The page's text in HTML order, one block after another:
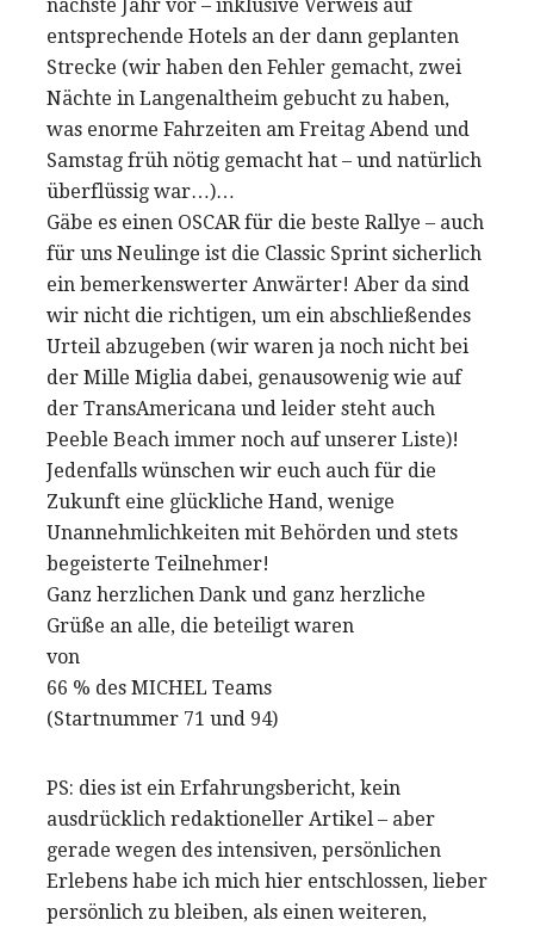
nächste Jahr vor – inklusive Verweis auf
entsprechende Hotels an der dann geplanten
Strecke (wir haben den Fehler gemacht, zwei
Nächte in Langenaltheim gebucht zu haben,
was enorme Fahrzeiten am Freitag Abend und
Samstag früh nötig gemacht hat – und natürlich
überflüssig war…)…
Gäbe es einen OSCAR für die beste Rallye – auch
für uns Neulinge ist die Classic Sprint sicherlich
ein bemerkenswerter Anwärter! Aber da sind
wir nicht die richtigen, um ein abschließendes
Urteil abzugeben (wir waren ja noch nicht bei
der Mille Miglia dabei, genausowenig wie auf
der TransAmericana und leider steht auch
Peeble Beach immer noch auf unserer Liste)!
Jedenfalls wünschen wir euch auch für die
Zukunft eine glückliche Hand, wenige
Unannehmlichkeiten mit Behörden und stets
begeisterte Teilnehmer!
Ganz herzlichen Dank und ganz herzliche
Grüße an alle, die beteiligt waren
von
66 % des MICHEL Teams
(Startnummer 71 und 94)
PS: dies ist ein Erfahrungsbericht, kein
ausdrücklich redaktioneller Artikel – aber
gerade wegen des intensiven, persönlichen
Erlebens habe ich mich hier entschlossen, lieber
persönlich zu bleiben, als einen weiteren,